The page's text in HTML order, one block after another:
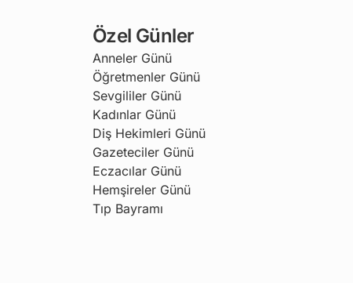
Özel Günler
Anneler Günü
Öğretmenler Günü
Sevgililer Günü
Kadınlar Günü
Diş Hekimleri Günü
Gazeteciler Günü
Eczacılar Günü
Hemşireler Günü
Tıp Bayramı